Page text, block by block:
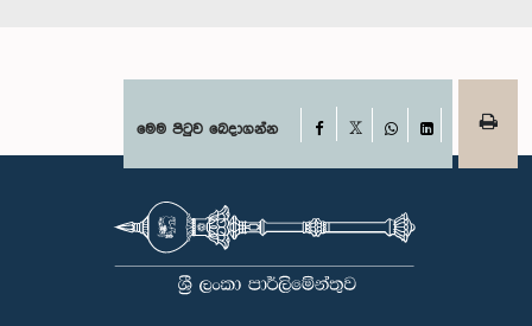
මෙම පිටුව බෙදාගන්න Facebook
WhatsAppLinkedIn